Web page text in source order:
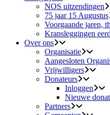
NOS uitzendingen
75 jaar 15 Augustus
Voorgaande jaren,
Kransleggingen
Over ons
Organisatie
Aangesloten
Vrijwilligers
Donateurs
Inloggen
Nieuwe
Partners